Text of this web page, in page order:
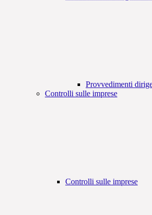
Provvedimenti
Controlli sulle imprese
Controlli sulle imprese